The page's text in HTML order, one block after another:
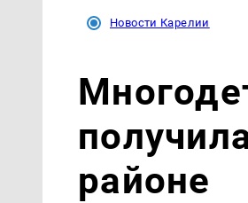
Новости Карелии
районе